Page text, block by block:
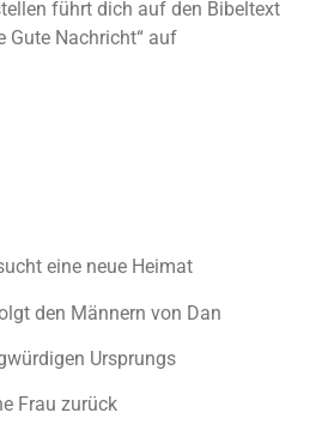
führt dich auf den Bibeltext
Gute Nachricht“ auf
eine neue Heimat
den Männern von Dan
Ursprungs
Frau zurück